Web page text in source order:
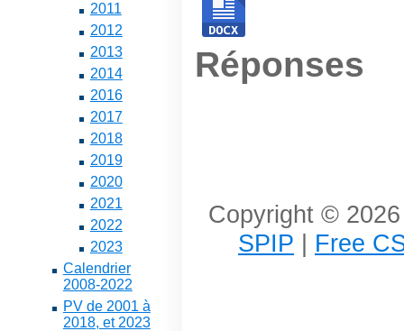
2011
2012
2013
2014
2016
2017
2018
2019
2020
2021
2022
2023
Calendrier
2008-2022
PV de 2001 à
2018, et 2023
Réponses
Copyright ©
SPIP | Free